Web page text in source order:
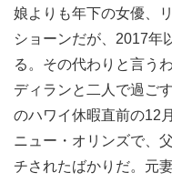
娘よりも年下の女優、
ショーンだが、2017年
る。その代わりと言う
ディランと二人で過ご
のハワイ休暇直前の12
ニュー・オリンズで、
チされたばかりだ。元